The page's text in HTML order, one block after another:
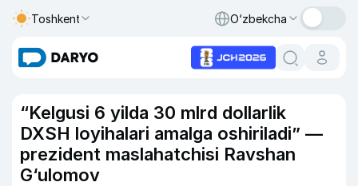
Toshkent O‘zbekcha
“Kelgusi 6 yilda 30 mlrd dollarlik
DXSH loyihalari amalga oshiriladi” —
prezident maslahatchisi Ravshan
G‘ulomov